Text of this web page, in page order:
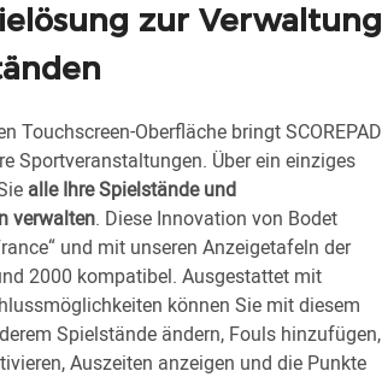
zur Verwaltung
Touchscreen-Oberfläche bringt SCOREPAD
Sportveranstaltungen. Über ein einziges
alle Ihre Spielstände und
verwalten. Diese Innovation von Bodet
und mit unseren Anzeigetafeln der
2000 kompatibel. Ausgestattet mit
können Sie mit diesem
Spielstände ändern, Fouls hinzufügen,
Auszeiten anzeigen und die Punkte